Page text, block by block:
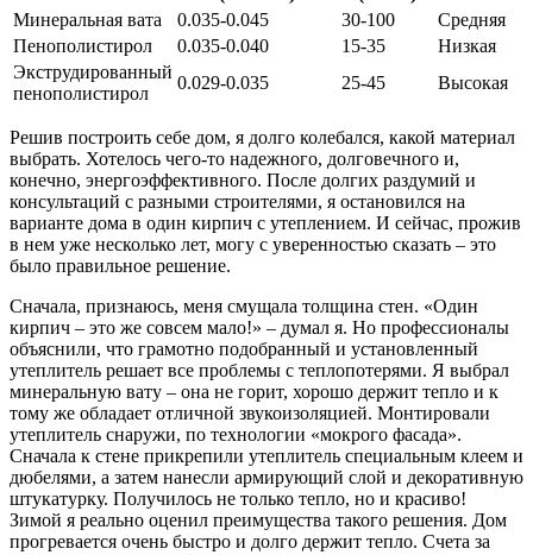
Минеральная вата
0.035-0.045 30-100
Средняя
Пенополистирол
0.035-0.040 15-35
Низкая
Экструдированный
пенополистирол
0.029-0.035 25-45 Высокая
Решив построить себе дом, я долго колебался, какой материал
выбрать. Хотелось чего-то надежного, долговечного и,
конечно, энергоэффективного. После долгих раздумий и
консультаций с разными строителями, я остановился на
варианте дома в один кирпич с утеплением. И сейчас, прожив
в нем уже несколько лет, могу с уверенностью сказать – это
было правильное решение.
Сначала, признаюсь, меня смущала толщина стен. «Один
кирпич – это же совсем мало!» – думал я. Но профессионалы
объяснили, что грамотно подобранный и установленный
утеплитель решает все проблемы с теплопотерями. Я выбрал
минеральную вату – она не горит, хорошо держит тепло и к
тому же обладает отличной звукоизоляцией. Монтировали
утеплитель снаружи, по технологии «мокрого фасада».
Сначала к стене прикрепили утеплитель специальным клеем и
дюбелями, а затем нанесли армирующий слой и декоративную
штукатурку. Получилось не только тепло, но и красиво!
Зимой я реально оценил преимущества такого решения. Дом
прогревается очень быстро и долго держит тепло. Счета за